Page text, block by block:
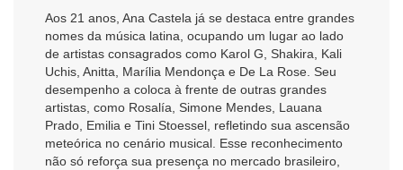
Aos 21 anos, Ana Castela já se destaca entre grandes
nomes da música latina, ocupando um lugar ao lado
de artistas consagrados como Karol G, Shakira, Kali
Uchis, Anitta, Marília Mendonça e De La Rose. Seu
desempenho a coloca à frente de outras grandes
artistas, como Rosalía, Simone Mendes, Lauana
Prado, Emilia e Tini Stoessel, refletindo sua ascensão
meteórica no cenário musical. Esse reconhecimento
não só reforça sua presença no mercado brasileiro,